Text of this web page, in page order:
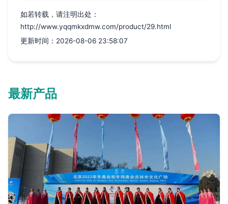
如若转载，请注明出处：
http://www.yqqmkxdmw.com/product/29.html
更新时间：2026-08-06 23:58:07
最新产品